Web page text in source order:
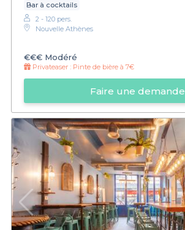
Bar à cocktails
2 - 120 pers.
Nouvelle Athènes
€€€ Modéré
Privateaser : Pinte de bière à 7€
Faire une demande